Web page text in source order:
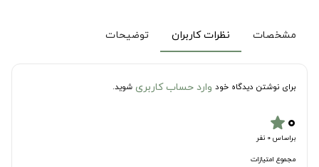
مشخصات نظرات کاربران توضیحات
برای نوشتن دیدگاه خود وارد حساب کاربری شوید.
۰star
براساس 0 نفر
مجموع امتیازات